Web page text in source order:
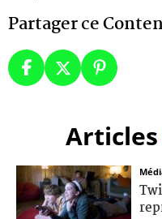
Partager ce
Articles